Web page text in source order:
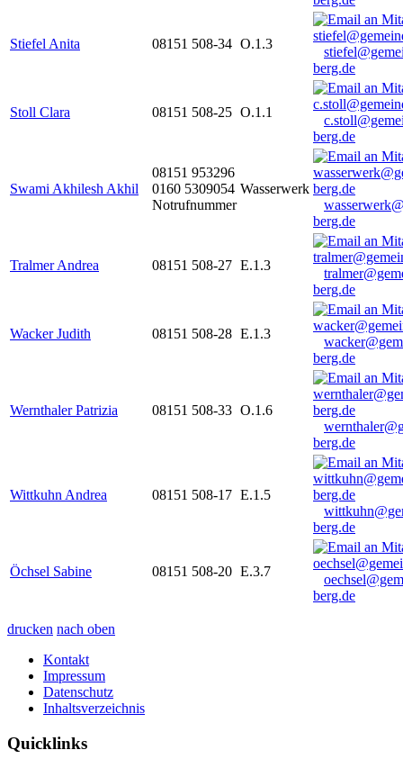
Stiefel Anita 08151 508-34 O.1.3
berg.de
Stoll Clara 08151 508-25 O.1.1
berg.de
Swami Akhilesh Akhil
08151 953296
0160 5309054
Notrufnummer
Wasserwerk
berg.de
Tralmer Andrea 08151 508-27 E.1.3
berg.de
Wacker Judith 08151 508-28 E.1.3
berg.de
Wernthaler Patrizia 08151 508-33 O.1.6
berg.de
Wittkuhn Andrea 08151 508-17 E.1.5
berg.de
Öchsel Sabine 08151 508-20 E.3.7
berg.de
drucken nach oben
Kontakt
Impressum
Datenschutz
Inhaltsverzeichnis
Quicklinks